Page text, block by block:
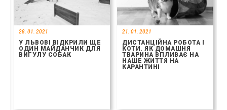
28. 01. 2021
У ЛЬВОВІ ВІДКРИЛИ ЩЕ
ОДИН МАЙДАНЧИК ДЛЯ
ВИГУЛУ СОБАК
21. 01. 2021
ДИСТАНЦІЙНА РОБОТА І
КОТИ. ЯК ДОМАШНЯ
ТВАРИНА ВПЛИВАЄ НА
НАШЕ ЖИТТЯ НА
КАРАНТИНІ